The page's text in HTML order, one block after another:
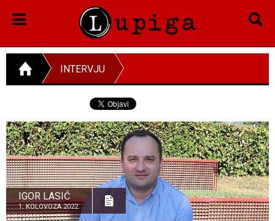
INTERVJU
IGOR LASIĆ
1. KOLOVOZA 2022.